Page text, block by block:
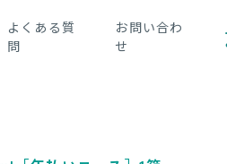
よくある質
問
お問い合わ
せ